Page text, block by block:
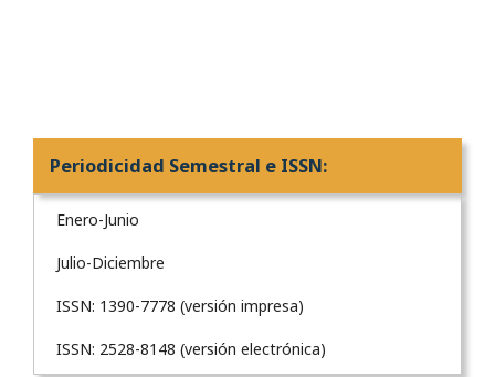
Periodicidad Semestral e ISSN:
Enero-Junio
Julio-Diciembre
ISSN: 1390-7778 (versión impresa)
ISSN: 2528-8148 (versión electrónica)